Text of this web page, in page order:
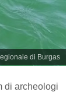
di Burgas
di archeologi